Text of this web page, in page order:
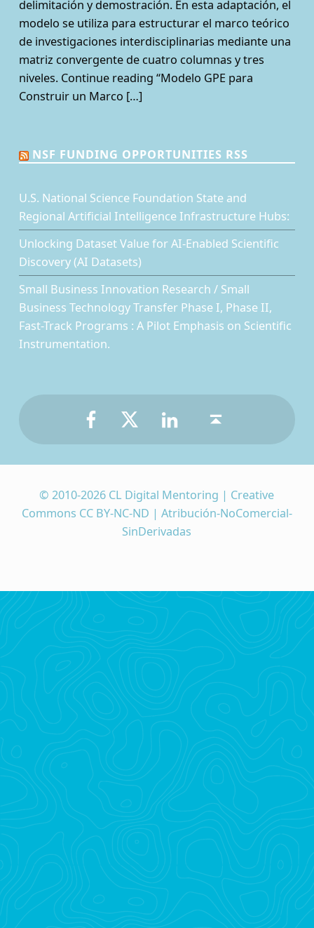
delimitación y demostración. En esta adaptación, el
modelo se utiliza para estructurar el marco teórico
de investigaciones interdisciplinarias mediante una
matriz convergente de cuatro columnas y tres
niveles. Continue reading “Modelo GPE para
Construir un Marco […]
NSF FUNDING OPPORTUNITIES RSS
U.S. National Science Foundation State and
Regional Artificial Intelligence Infrastructure Hubs:
Unlocking Dataset Value for AI-Enabled Scientific
Discovery (AI Datasets)
Small Business Innovation Research / Small
Business Technology Transfer Phase I, Phase II,
Fast-Track Programs : A Pilot Emphasis on Scientific
Instrumentation.
© 2010-2026 CL Digital Mentoring | Creative
Commons CC BY-NC-ND | Atribución-NoComercial-
SinDerivadas